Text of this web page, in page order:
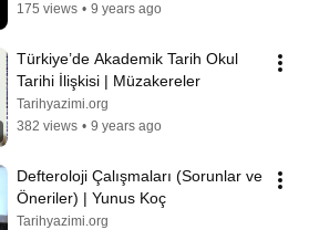
175 views • 9 years ago
Türkiye’de Akademik Tarih Okul
Tarihi İlişkisi | Müzakereler
Tarihyazimi.org
382 views • 9 years ago
Defteroloji Çalışmaları (Sorunlar ve
Öneriler) | Yunus Koç
Tarihyazimi.org